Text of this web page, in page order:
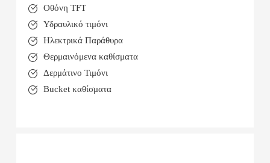
Οθόνη TFT
Υδραυλικό τιμόνι
Ηλεκτρικά Παράθυρα
Θερμαινόμενα καθίσματα
Δερμάτινο Τιμόνι
Bucket καθίσματα